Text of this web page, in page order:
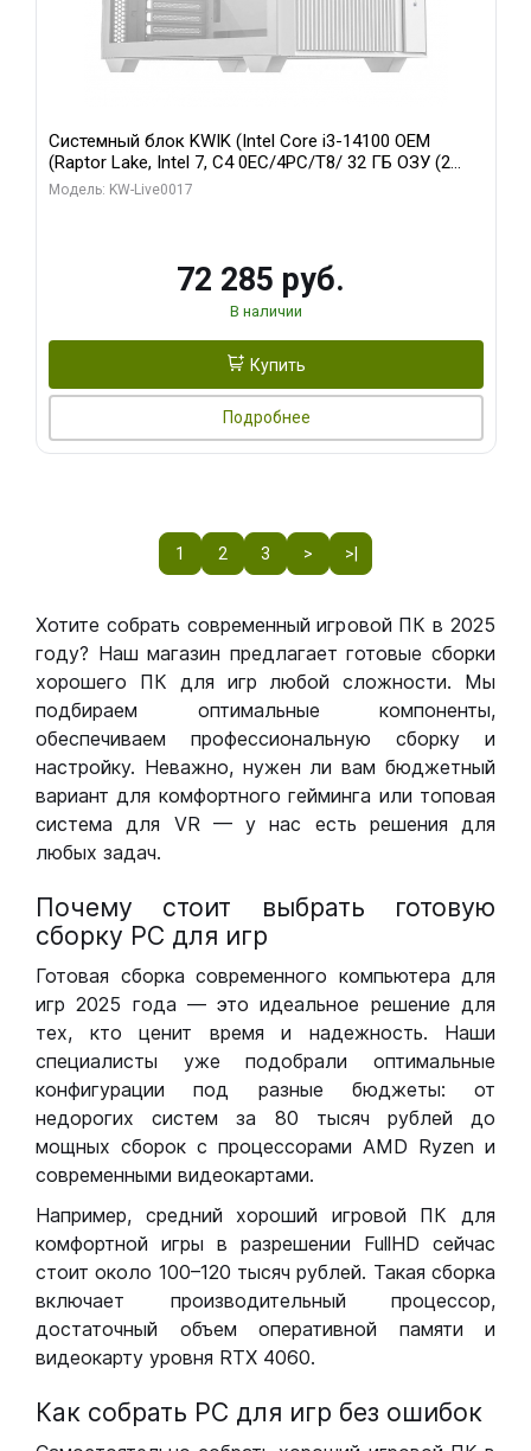
Системный блок KWIK (Intel Core i3-14100 OEM
(Raptor Lake, Intel 7, C4 0EC/4PC/T8/ 32 ГБ ОЗУ (2
модуля)/ Gigabyte Arc A310 WINDFORCE 4GB GDDR6
Модель: KW-Live0017
72 285 руб.
В наличии
Купить
Подробнее
1 2 3 > >|
Хотите собрать современный игровой ПК в 2025
году? Наш магазин предлагает готовые сборки
хорошего ПК для игр любой сложности. Мы
подбираем оптимальные компоненты,
обеспечиваем профессиональную сборку и
настройку. Неважно, нужен ли вам бюджетный
вариант для комфортного гейминга или топовая
система для VR — у нас есть решения для
любых задач.
Почему стоит выбрать готовую
сборку РС для игр
Готовая сборка современного компьютера для
игр 2025 года — это идеальное решение для
тех, кто ценит время и надежность. Наши
специалисты уже подобрали оптимальные
конфигурации под разные бюджеты: от
недорогих систем за 80 тысяч рублей до
мощных сборок с процессорами AMD Ryzen и
современными видеокартами.
Например, средний хороший игровой ПК для
комфортной игры в разрешении FullHD сейчас
стоит около 100–120 тысяч рублей. Такая сборка
включает производительный процессор,
достаточный объем оперативной памяти и
видеокарту уровня RTX 4060.
Как собрать РС для игр без ошибок